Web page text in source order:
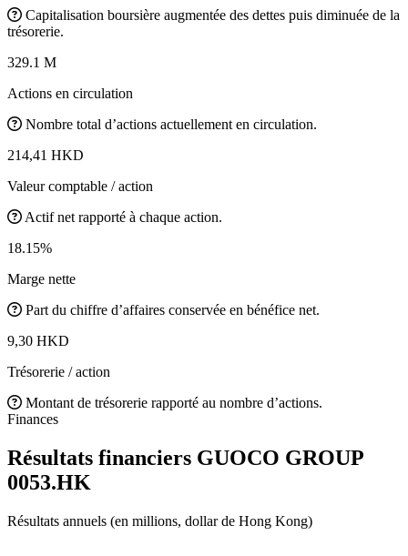
Capitalisation boursière augmentée des dettes puis diminuée de la
trésorerie.
329.1 M
Actions en circulation
Nombre total d’actions actuellement en circulation.
214,41 HKD
Valeur comptable / action
Actif net rapporté à chaque action.
18.15%
Marge nette
Part du chiffre d’affaires conservée en bénéfice net.
9,30 HKD
Trésorerie / action
Montant de trésorerie rapporté au nombre d’actions.
Finances
Résultats financiers GUOCO GROUP
0053.HK
Résultats annuels (en millions, dollar de Hong Kong)